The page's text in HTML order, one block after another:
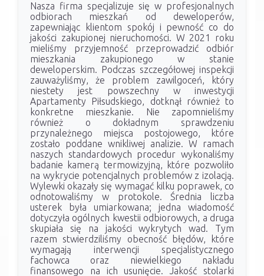
Nasza firma specjalizuje się w profesjonalnych
odbiorach mieszkań od deweloperów,
zapewniając klientom spokój i pewność co do
jakości zakupionej nieruchomości. W 2021 roku
mieliśmy przyjemność przeprowadzić odbiór
mieszkania zakupionego w stanie
deweloperskim. Podczas szczegółowej inspekcji
zauważyliśmy, że problem zawilgoceń, który
niestety jest powszechny w inwestycji
Apartamenty Piłsudskiego, dotknął również to
konkretne mieszkanie. Nie zapomnieliśmy
również o dokładnym sprawdzeniu
przynależnego miejsca postojowego, które
zostało poddane wnikliwej analizie. W ramach
naszych standardowych procedur wykonaliśmy
badanie kamerą termowizyjną, które pozwoliło
na wykrycie potencjalnych problemów z izolacją.
Wylewki okazały się wymagać kilku poprawek, co
odnotowaliśmy w protokole. Średnia liczba
usterek była umiarkowana; jedna wiadomość
dotyczyła ogólnych kwestii odbiorowych, a druga
skupiała się na jakości wykrytych wad. Tym
razem stwierdziliśmy obecność błędów, które
wymagają interwencji specjalistycznego
fachowca oraz niewielkiego nakładu
finansowego na ich usunięcie. Jakość stolarki